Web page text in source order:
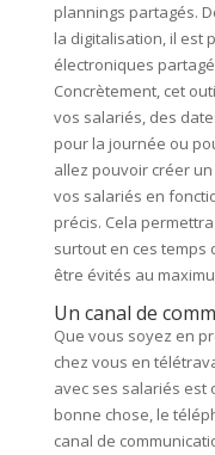
plannings partagés.
la digitalisation, il est
électroniques
Concrètement, cet
vos salariés, des
pour la journée ou
allez pouvoir créer
vos salariés en
précis. Cela
surtout en ces temps
être évités au
Un canal de
Que vous soyez en
chez vous en
avec ses salariés est
bonne chose, le
canal de